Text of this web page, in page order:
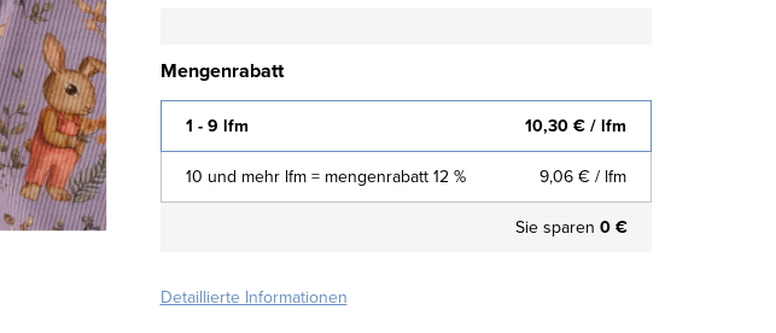
Mengenrabatt
1 - 9 lfm 10,30 €/ lfm
10 und mehr lfm = mengenrabatt 12 % 9,06 € / lfm
Sie sparen 0 €
Detaillierte Informationen